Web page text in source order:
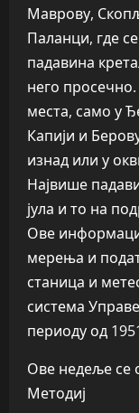
Маврову,
Паланци, где
падавина
него
места, само у
Капији и
изнад или у
Највише
јула и то на
Ове
мерења и
станица и
система
периоду од
Ове недеље се
Методиј